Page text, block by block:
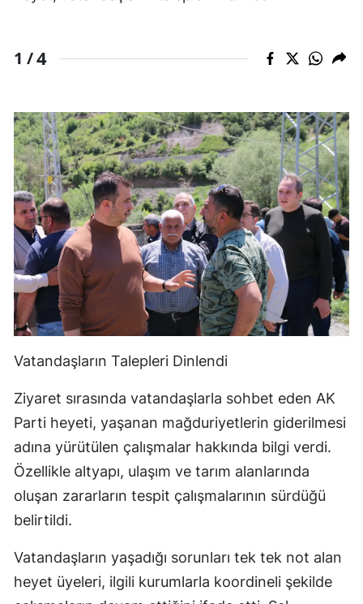
1 /4
Vatandaşların Talepleri Dinlendi
Ziyaret sırasında vatandaşlarla sohbet eden AK
Parti heyeti, yaşanan mağduriyetlerin giderilmesi
adına yürütülen çalışmalar hakkında bilgi verdi.
Özellikle altyapı, ulaşım ve tarım alanlarında
oluşan zararların tespit çalışmalarının sürdüğü
belirtildi.
Vatandaşların yaşadığı sorunları tek tek not alan
heyet üyeleri, ilgili kurumlarla koordineli şekilde